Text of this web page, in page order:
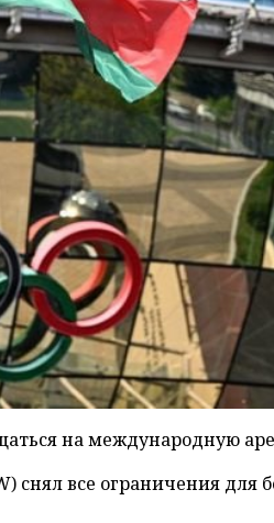
на международную
все ограничения для